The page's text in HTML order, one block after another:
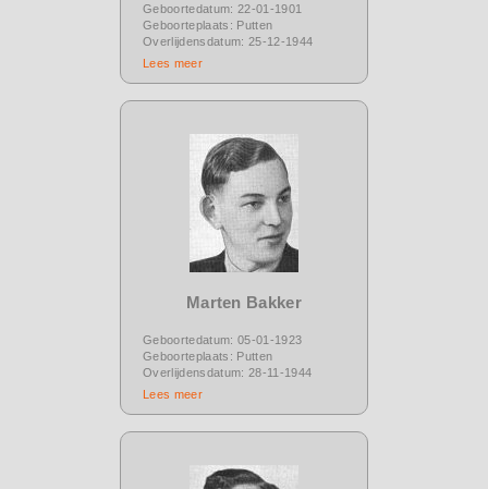
Geboortedatum: 22-01-1901
Geboorteplaats: Putten
Overlijdensdatum: 25-12-1944
Lees meer
Marten Bakker
Geboortedatum: 05-01-1923
Geboorteplaats: Putten
Overlijdensdatum: 28-11-1944
Lees meer